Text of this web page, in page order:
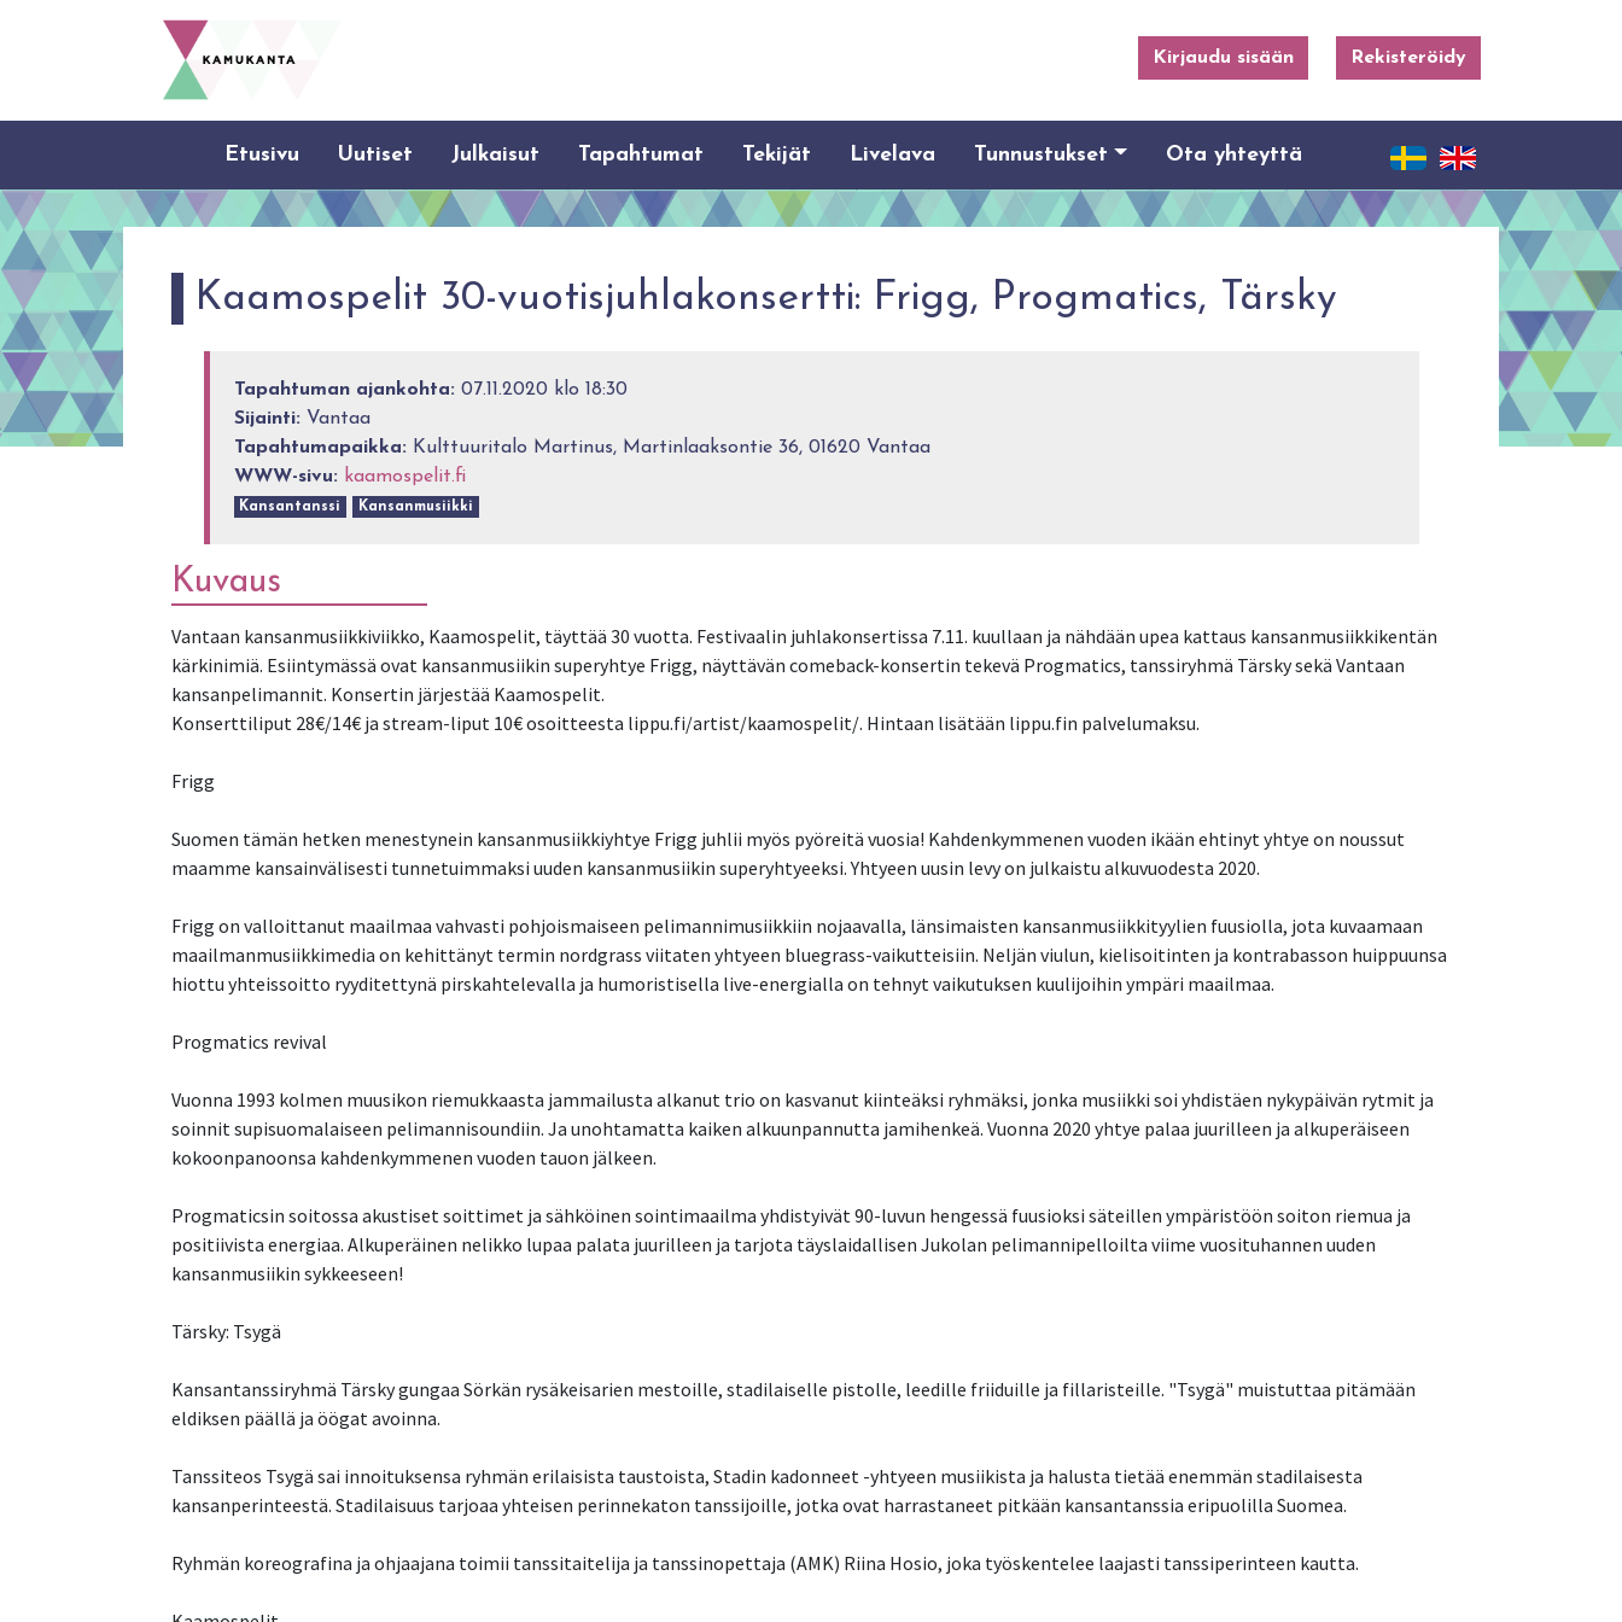
Kirjaudu sisään Rekisteröidy
Etusivu Uutiset Julkaisut Tapahtumat Tekijät Livelava Tunnustukset Ota yhteyttä
Kaamospelit 30-vuotisjuhlakonsertti: Frigg, Progmatics, Tärsky
Tapahtuman ajankohta: 07.11.2020 klo 18:30
Sijainti: Vantaa
Tapahtumapaikka: Kulttuuritalo Martinus, Martinlaaksontie 36, 01620 Vantaa
WWW-sivu: kaamospelit.fi
Kansantanssi Kansanmusiikki
Kuvaus
Vantaan kansanmusiikkiviikko, Kaamospelit, täyttää 30 vuotta. Festivaalin juhlakonsertissa 7.11. kuullaan ja nähdään upea kattaus kansanmusiikkikentän
kärkinimiä. Esiintymässä ovat kansanmusiikin superyhtye Frigg, näyttävän comeback-konsertin tekevä Progmatics, tanssiryhmä Tärsky sekä Vantaan
kansanpelimannit. Konsertin järjestää Kaamospelit.
Konserttiliput 28€/14€ ja stream-liput 10€ osoitteesta lippu.fi/artist/kaamospelit/. Hintaan lisätään lippu.fin palvelumaksu.
Frigg
Suomen tämän hetken menestynein kansanmusiikkiyhtye Frigg juhlii myös pyöreitä vuosia! Kahdenkymmenen vuoden ikään ehtinyt yhtye on noussut
maamme kansainvälisesti tunnetuimmaksi uuden kansanmusiikin superyhtyeeksi. Yhtyeen uusin levy on julkaistu alkuvuodesta 2020.
Frigg on valloittanut maailmaa vahvasti pohjoismaiseen pelimannimusiikkiin nojaavalla, länsimaisten kansanmusiikkityylien fuusiolla, jota kuvaamaan
maailmanmusiikkimedia on kehittänyt termin nordgrass viitaten yhtyeen bluegrass-vaikutteisiin. Neljän viulun, kielisoitinten ja kontrabasson huippuunsa
hiottu yhteissoitto ryyditettynä pirskahtelevalla ja humoristisella live-energialla on tehnyt vaikutuksen kuulijoihin ympäri maailmaa.
Progmatics revival
Vuonna 1993 kolmen muusikon riemukkaasta jammailusta alkanut trio on kasvanut kiinteäksi ryhmäksi, jonka musiikki soi yhdistäen nykypäivän rytmit ja
soinnit supisuomalaiseen pelimannisoundiin. Ja unohtamatta kaiken alkuunpannutta jamihenkeä. Vuonna 2020 yhtye palaa juurilleen ja alkuperäiseen
kokoonpanoonsa kahdenkymmenen vuoden tauon jälkeen.
Progmaticsin soitossa akustiset soittimet ja sähköinen sointimaailma yhdistyivät 90-luvun hengessä fuusioksi säteillen ympäristöön soiton riemua ja
positiivista energiaa. Alkuperäinen nelikko lupaa palata juurilleen ja tarjota täyslaidallisen Jukolan pelimannipelloilta viime vuosituhannen uuden
kansanmusiikin sykkeeseen!
Tärsky: Tsygä
Kansantanssiryhmä Tärsky gungaa Sörkän rysäkeisarien mestoille, stadilaiselle pistolle, leedille friiduille ja fillaristeille. "Tsygä" muistuttaa pitämään
eldiksen päällä ja öögat avoinna.
Tanssiteos Tsygä sai innoituksensa ryhmän erilaisista taustoista, Stadin kadonneet -yhtyeen musiikista ja halusta tietää enemmän stadilaisesta
kansanperinteestä. Stadilaisuus tarjoaa yhteisen perinnekaton tanssijoille, jotka ovat harrastaneet pitkään kansantanssia eripuolilla Suomea.
Ryhmän koreografina ja ohjaajana toimii tanssitaitelija ja tanssinopettaja (AMK) Riina Hosio, joka työskentelee laajasti tanssiperinteen kautta.